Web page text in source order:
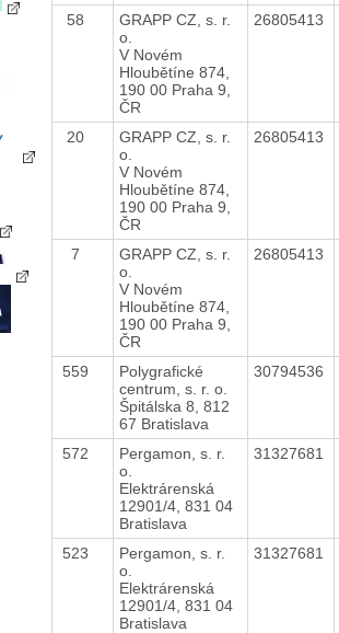
58
GRAPP CZ, s. r.
o.
V Novém
Hloubětíne 874,
190 00 Praha 9,
ČR
26805413
20
GRAPP CZ, s. r.
o.
V Novém
Hloubětíne 874,
190 00 Praha 9,
ČR
26805413
7
GRAPP CZ, s. r.
o.
V Novém
Hloubětíne 874,
190 00 Praha 9,
ČR
26805413
559
Polygrafické
centrum, s. r. o.
Špitálska 8, 812
67 Bratislava
30794536
572
Pergamon, s. r.
o.
Elektrárenská
12901/4, 831 04
Bratislava
31327681
523
Pergamon, s. r.
o.
Elektrárenská
12901/4, 831 04
Bratislava
31327681